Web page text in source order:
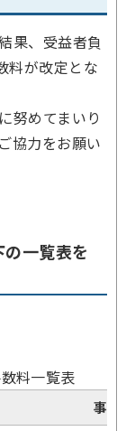
果、受益者負
料が改定とな
努めてまいり
協力をお願い
一覧表を
料一覧表
事務